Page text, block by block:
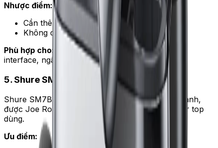
Nhược điểm:
Cần thêm audio interface 2–3 triệu
Không có USB
Phù hợp cho:
podcast 2 người, người đã có audio
interface, ngân sách 2,5–3 triệu cho mỗi micro.
5. Shure SM7B — chuẩn vàng phát thanh
Shure SM7B (Mỹ) là micro chuẩn ngành phát thanh,
được Joe Rogan, MrBeast và hàng loạt podcaster top
dùng.
Ưu điểm: